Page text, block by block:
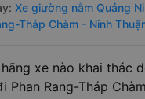
Xe giường nằm Quảng
Tháp Chàm - Ninh
xe nào khai thác
Phan Rang-Tháp